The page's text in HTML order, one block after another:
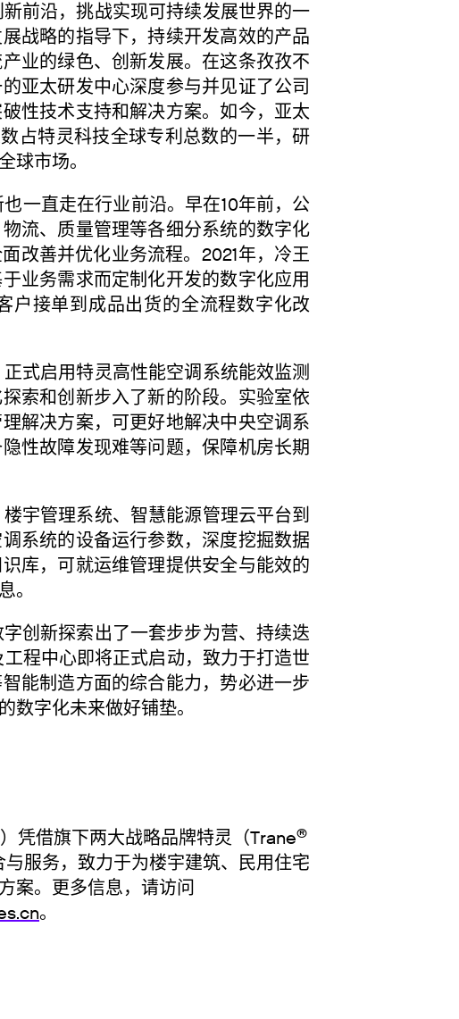
沿，挑战实现可持续发展世界的一
战略的指导下，持续开发高效的产品
业的绿色、创新发展。在这条孜孜不
亚太研发中心深度参与并见证了公司
性技术支持和解决方案。如今，亚太
占特灵科技全球专利总数的一半，研
球市场。
直走在行业前沿。早在10年前，公
流、质量管理等各细分系统的数字化
改善并优化业务流程。2021年，冷王
业务需求而定制化开发的数字化应用
户接单到成品出货的全流程数字化改
启用特灵高性能空调系统能效监测
索和创新步入了新的阶段。实验室依
解决方案，可更好地解决中央空调系
性故障发现难等问题，保障机房长期
管理系统、智慧能源管理云平台到
系统的设备运行参数，深度挖掘数据
库，可就运维管理提供安全与能效的
。
新探索出了一套步步为营、持续迭
程中心即将正式启动，致力于打造世
能制造方面的综合能力，势必进一步
字化未来做好铺垫。
凭借旗下两大战略品牌特灵（Trane®
服务，致力于为楼宇建筑、民用住宅
案。更多信息，请访问
。